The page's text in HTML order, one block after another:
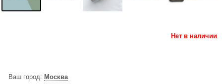
Нет в наличии
Ваш город: Москва